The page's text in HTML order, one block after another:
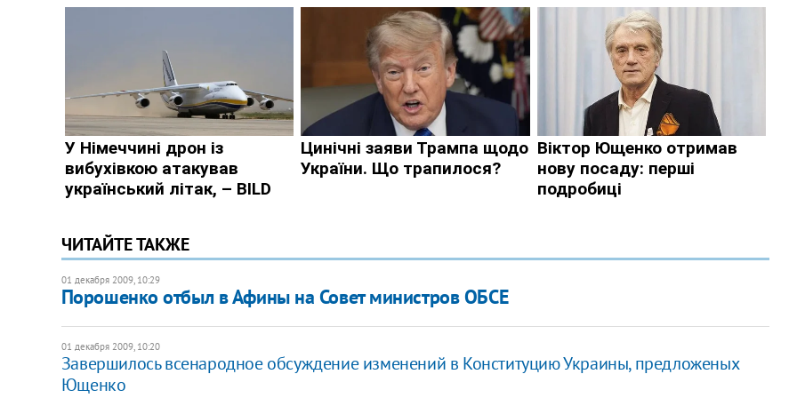
ЧИТАЙТЕ ТАКЖЕ
01 декабря 2009, 10:29
Порошенко отбыл в Афины на Совет министров ОБСЕ
01 декабря 2009, 10:20
Завершилось всенародное обсуждение изменений в Конституцию Украины, предложеных
Ющенко